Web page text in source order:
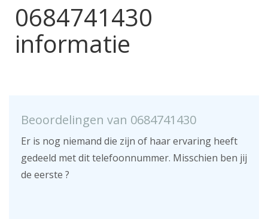
0684741430
informatie
Beoordelingen van 0684741430
Er is nog niemand die zijn of haar ervaring heeft
gedeeld met dit telefoonnummer. Misschien ben jij
de eerste ?